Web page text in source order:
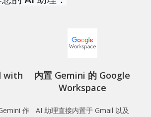
with
作
内置 Gemini 的 Google
Workspace
AI 助理直接内置于 Gmail 以及